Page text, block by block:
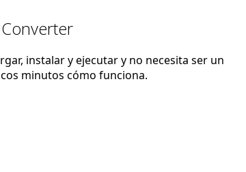
instalar y ejecutar y no necesita ser un
minutos cómo funciona.